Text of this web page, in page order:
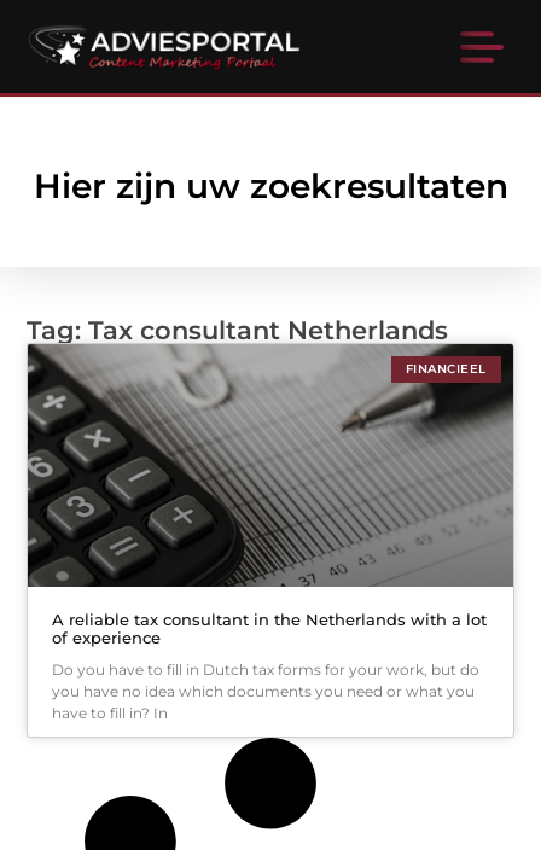
Hier zijn uw zoekresultaten
Tag: Tax consultant Netherlands
FINANCIEEL
A reliable tax consultant in the Netherlands with a lot
of experience
Do you have to fill in Dutch tax forms for your work, but do
you have no idea which documents you need or what you
have to fill in? In